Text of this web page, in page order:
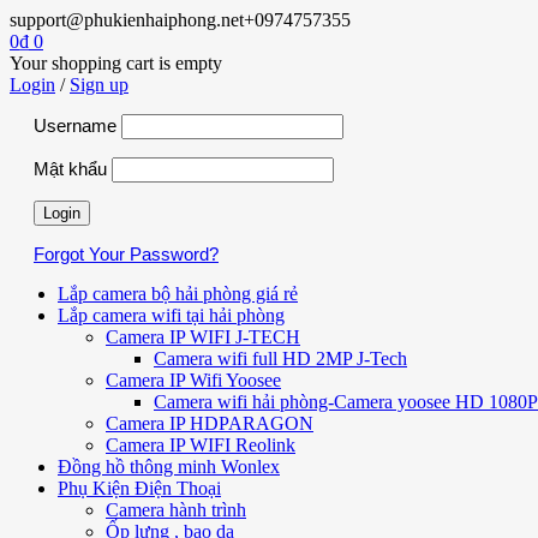
support@phukienhaiphong.net+0974757355
0₫ 0
Your shopping cart is empty
Login / Sign up
Username
Mật khẩu
Forgot Your Password?
Lắp camera bộ hải phòng giá rẻ
Lắp camera wifi tại hải phòng
Camera IP WIFI J-TECH
Camera wifi full HD 2MP J-Tech
Camera IP Wifi Yoosee
Camera wifi hải phòng-Camera yoosee HD
Camera IP HDPARAGON
Camera IP WIFI Reolink
Đồng hồ thông minh Wonlex
Phụ Kiện Điện Thoại
Camera hành trình
Ốp lưng , bao da